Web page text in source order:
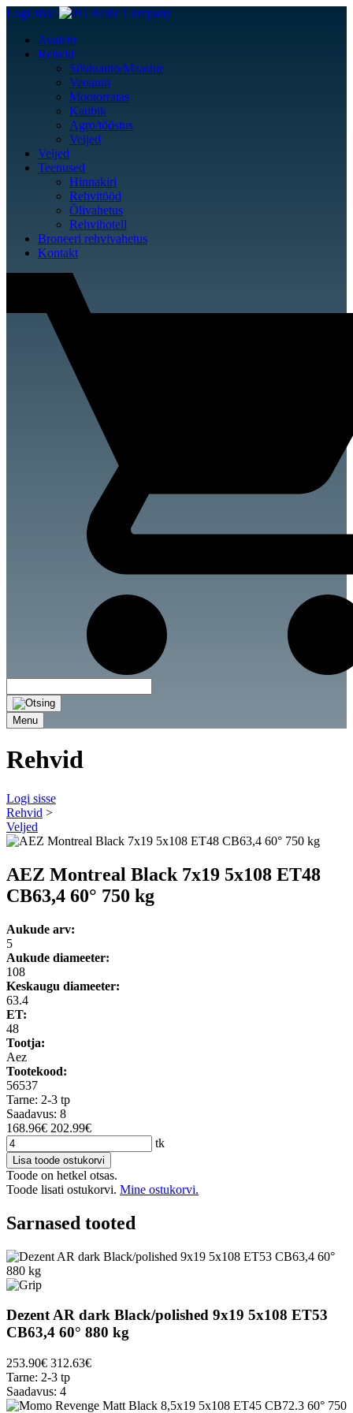
Logi sisse
Avaleht
Rehvid
Sõiduauto/Maastur
Veoauto
Mootorratas
Kaubik
Agro/tööstus
Veljed
Veljed
Teenused
Hinnakiri
Rehvitööd
Õlivahetus
Rehvihotell
Broneeri rehvivahetus
Kontakt
Menu
Rehvid
Logi sisse
Rehvid >
Veljed
AEZ Montreal Black 7x19 5x108 ET48
CB63,4 60° 750 kg
Aukude arv:
5
Aukude diameeter:
108
Keskaugu diameeter:
63.4
ET:
48
Tootja:
Aez
Tootekood:
56537
Tarne: 2-3 tp
Saadavus: 8
168.96€ 202.99€
tk
Lisa toode ostukorvi
Toode on hetkel otsas.
Toode lisati ostukorvi. Mine ostukorvi.
Sarnased tooted
Dezent AR dark Black/polished 9x19 5x108 ET53
CB63,4 60° 880 kg
253.90€ 312.63€
Tarne: 2-3 tp
Saadavus: 4